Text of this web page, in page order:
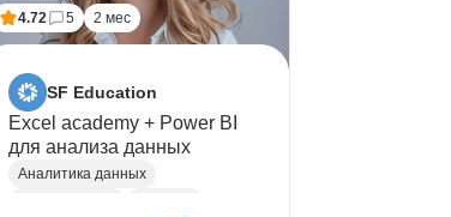
4.72 5 2 мес
SF Education
Excel academy + Power BI
для анализа данных
Аналитика данных